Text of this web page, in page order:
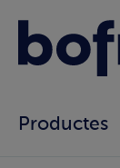
Productes